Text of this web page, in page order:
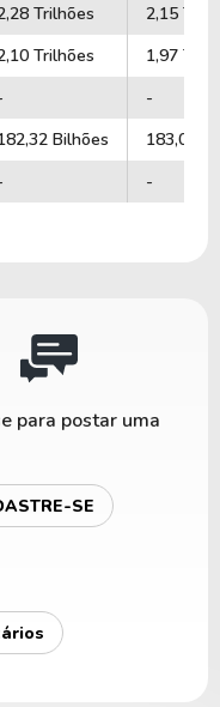
Trilhões
2,15
Trilhões
1,97
-
Bilhões
183,04
-
para postar uma
SE